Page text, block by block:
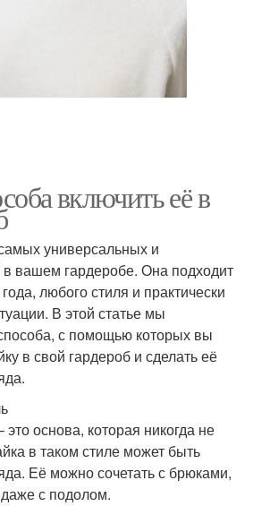
включить её в
универсальных и
вашем гардеробе. Она подходит
любого стиля и практически
В этой статье мы
с помощью которых вы
в свой гардероб и сделать её
это основа, которая никогда не
в таком стиле может быть
Её можно сочетать с брюками,
с подолом.